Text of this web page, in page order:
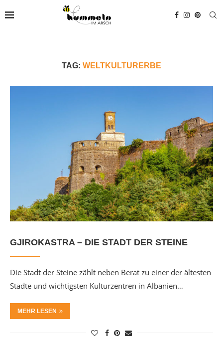
TAG: WELTKULTURERBE
GJIROKASTRA – DIE STADT DER STEINE
Die Stadt der Steine zählt neben Berat zu einer der ältesten
Städte und wichtigsten Kulturzentren in Albanien…
MEHR LESEN